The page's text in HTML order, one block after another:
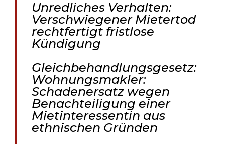
Unredliches Verhalten:
Verschwiegener Mietertod
rechtfertigt fristlose
Kündigung
Gleichbehandlungsgesetz:
Wohnungsmakler:
Schadenersatz wegen
Benachteiligung einer
Mietinteressentin aus
ethnischen Gründen